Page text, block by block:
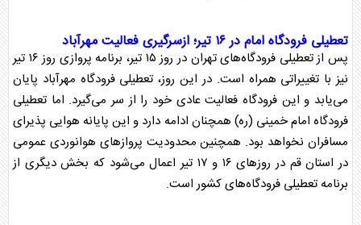
تعطیلی فرودگاهامام در ۱۶ تیر؛ ازسرگیری فعالیت مهرآباد
پس ازتعطیلی فرودگاه
‌های تهران در روز ۱۵ تیر، برنامه پروازی روز ۱۶ تیر
نیز با تغییراتی همراه است. در این روز، تعطیلی فرودگاه مهرآباد پایان
می‌یابد و این فرودگاه فعالیت عادی خود را از سر می‌گیرد. اما تعطیلی
فرودگاه امام خمینی (ره) همچنان ادامه دارد و این پایانه هوایی پذیرای
مسافران نخواهد بود. همچنین محدودیت پرواز‌های هوانوردی عمومی
در استان قم در روز‌های ۱۶ و ۱۷ تیر اعمال می‌شود که بخش دیگری از
برنامهتعطیلی فرودگاه‌های کشور است.